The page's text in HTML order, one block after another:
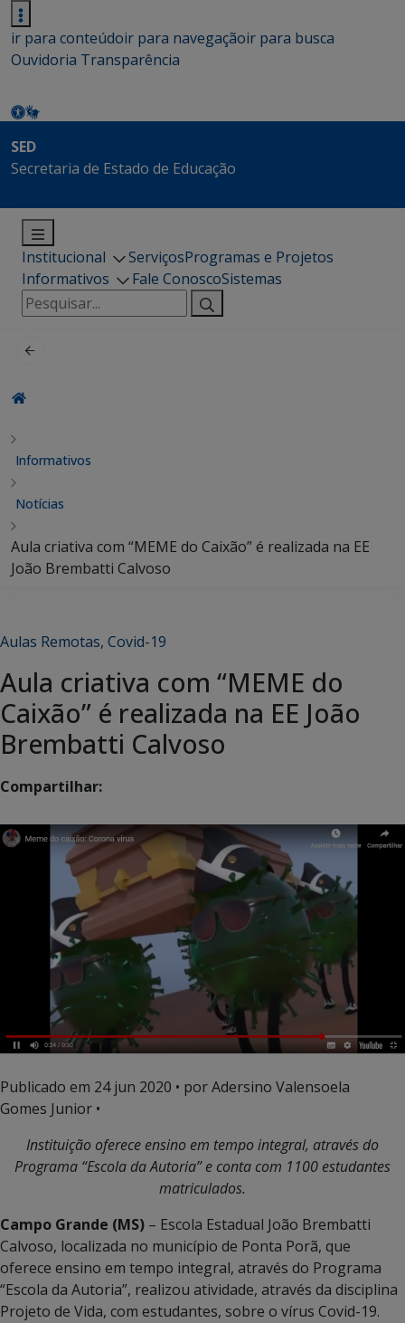
ir para conteúdoir para navegaçãoir para busca
Ouvidoria Transparência
SED
Secretaria de Estado de Educação
Institucional ServiçosProgramas e Projetos
Informativos
Fale ConoscoSistemas
Pesquisar
por:
Informativos
Notícias
Aula criativa com “MEME do Caixão” é realizada na EE
João Brembatti Calvoso
Aulas Remotas, Covid-19
Aula criativa com “MEME do
Caixão” é realizada na EE João
Brembatti Calvoso
Compartilhar:
Publicado em 24 jun 2020 • por Adersino Valensoela
Gomes Junior •
Instituição oferece ensino em tempo integral, através do
Programa “Escola da Autoria” e conta com 1100 estudantes
matriculados.
Campo Grande (MS) – Escola Estadual João Brembatti
Calvoso, localizada no município de Ponta Porã, que
oferece ensino em tempo integral, através do Programa
“Escola da Autoria”, realizou atividade, através da disciplina
Projeto de Vida, com estudantes, sobre o vírus Covid-19.